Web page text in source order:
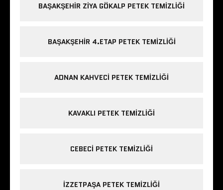
BAŞAKŞEHIR ZIYA GÖKALP PETEK TEMIZLIĞI
BAŞAKŞEHIR 4.ETAP PETEK TEMIZLIĞI
ADNAN KAHVECI PETEK TEMIZLIĞI
KAVAKLI PETEK TEMIZLIĞI
CEBECI PETEK TEMIZLIĞI
IZZETPAŞA PETEK TEMIZLIĞI